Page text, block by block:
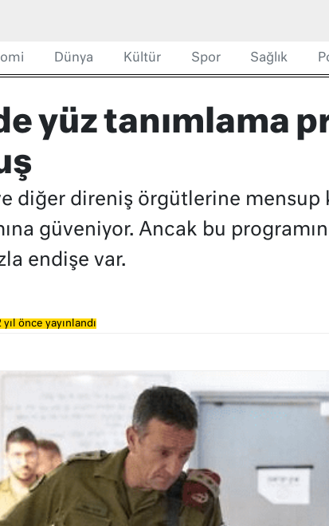
Dünya Kültür Spor Sağlık
yüz tanımlama
diğer direniş örgütlerine
güveniyor. Ancak bu
endişe var.
önce yayınlandı